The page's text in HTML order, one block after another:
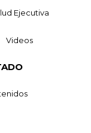
Ejecutiva
Videos